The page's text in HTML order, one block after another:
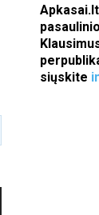
siųskite